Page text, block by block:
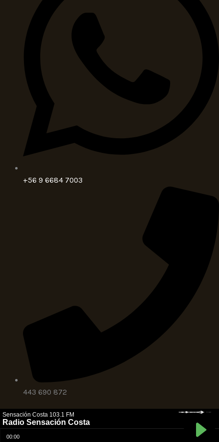
+56 9 6684 7003
443 690 872
Copyright © Radio Sensación Costa
Web Creada porAgencia SEO Navgen Media🚀